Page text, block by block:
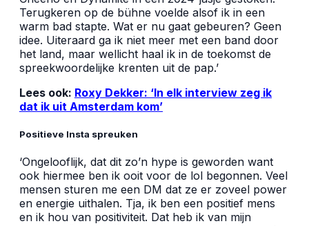
Terugkeren op de bühne voelde alsof ik in een
warm bad stapte. Wat er nu gaat gebeuren? Geen
idee. Uiteraard ga ik niet meer met een band door
het land, maar wellicht haal ik in de toekomst de
spreekwoordelijke krenten uit de pap.’
Lees ook: Roxy Dekker: ‘In elk interview zeg ik
dat ik uit Amsterdam kom’
Positieve Insta spreuken
‘Ongelooflijk, dat dit zo’n hype is geworden want
ook hiermee ben ik ooit voor de lol begonnen. Veel
mensen sturen me een DM dat ze er zoveel power
en energie uithalen. Tja, ik ben een positief mens
en ik hou van positiviteit. Dat heb ik van mijn